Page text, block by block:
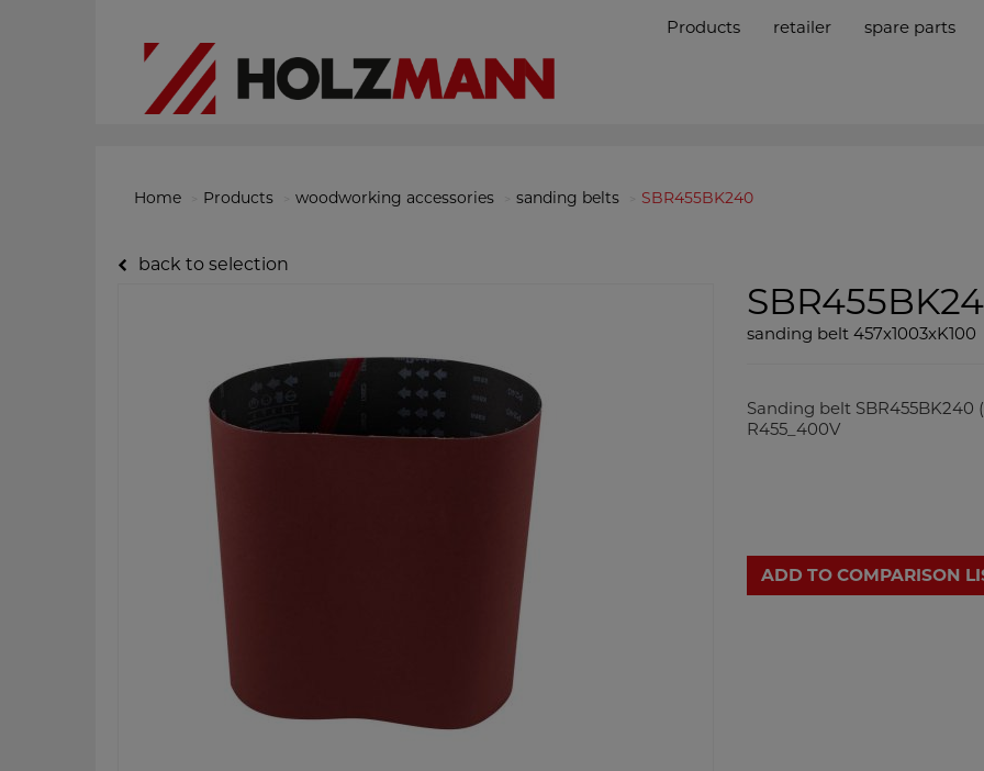
Products retailer spare parts
Home Products woodworking accessories sanding belts SBR455BK240
back to selection
sanding belt 457x1003xK100
Sanding belt
R455_400V
ADD TO COMPARISON